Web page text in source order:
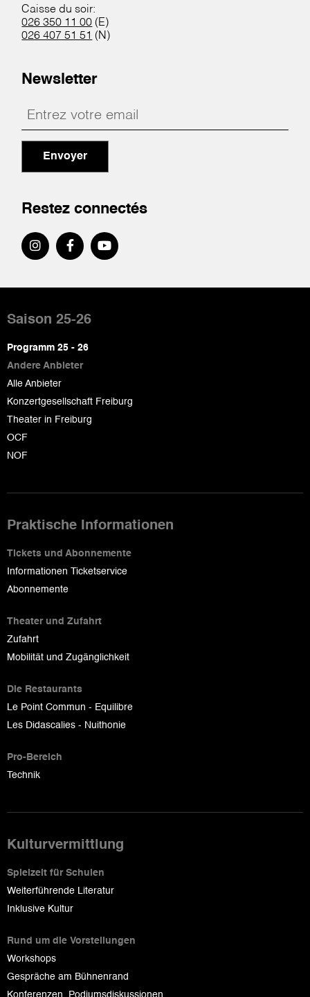
Caisse du soir:
026 350 11 00 (E)
026 407 51 51 (N)
Newsletter
Envoyer
Restez connectés
de
page
Saison 25-26
Programm 25 - 26
Andere Anbieter
Alle Anbieter
Konzertgesellschaft Freiburg
Theater in Freiburg
OCF
NOF
Praktische Informationen
Tickets und Abonnemente
Informationen Ticketservice
Abonnemente
Theater und Zufahrt
Zufahrt
Mobilität und Zugänglichkeit
Die Restaurants
Le Point Commun - Equilibre
Les Didascalies - Nuithonie
Pro-Bereich
Technik
Kulturvermittlung
Spielzeit für Schulen
Weiterführende Literatur
Inklusive Kultur
Rund um die Vorstellungen
Workshops
Gespräche am Bühnenrand
Konferenzen, Podiumsdiskussionen